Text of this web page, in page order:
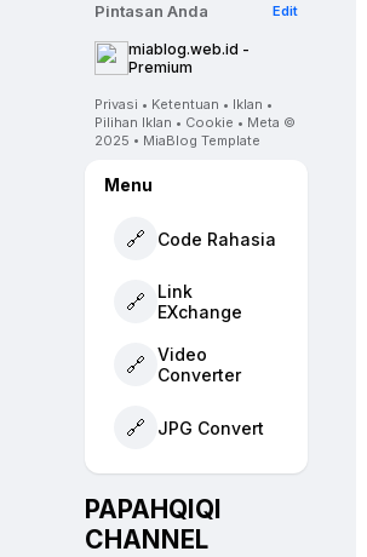
Pintasan Anda Edit
miablog.web.id -
Premium
Privasi • Ketentuan • Iklan •
Pilihan Iklan • Cookie • Meta ©
2025 • MiaBlog Template
Menu
🔗 Code Rahasia
🔗
Link
EXchange
🔗
Video
Converter
🔗 JPG Convert
PAPAHQIQI
CHANNEL